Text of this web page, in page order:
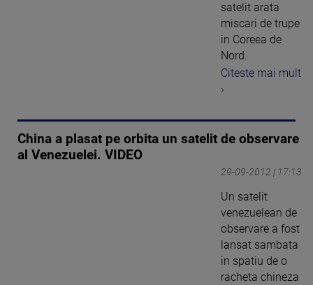
satelit arata
miscari de trupe
in Coreea de
Nord.
Citeste mai mult
›
China a plasat pe orbita un satelit de observare
al Venezuelei. VIDEO
29-09-2012 | 17:13
Un satelit
venezuelean de
observare a fost
lansat sambata
in spatiu de o
racheta chineza